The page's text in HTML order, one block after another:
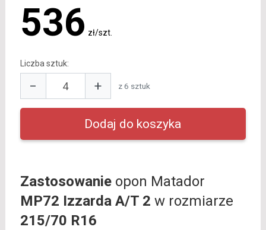
536 zł/szt.
Liczba sztuk:
− + z 6 sztuk
Zastosowanieopon Matador
MP72 Izzarda A/T 2 w rozmiarze
215/70 R16